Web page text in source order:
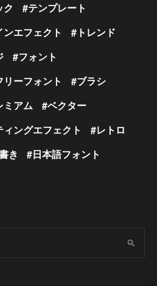
ク
テンプレート
ンエフェクト
トレンド
フォント
リーフォント
ブラシ
ミアム
ベクター
ィングエフェクト
レトロ
き
日本語フォント